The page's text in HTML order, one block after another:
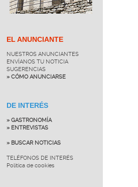
EL ANUNCIANTE
NUESTROS ANUNCIANTES
ENVÍANOS TU NOTICIA
SUGERENCIAS
» CÓMO ANUNCIARSE
DE INTERÉS
» GASTRONOMÍA
» ENTREVISTAS
» BUSCAR NOTICIAS
TELÉFONOS DE INTERÉS
Política de cookies